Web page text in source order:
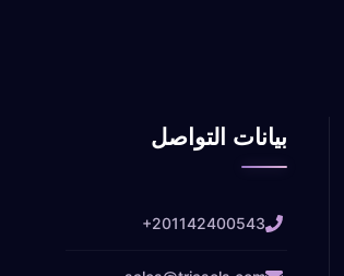
بيانات التواصل
+201142400543